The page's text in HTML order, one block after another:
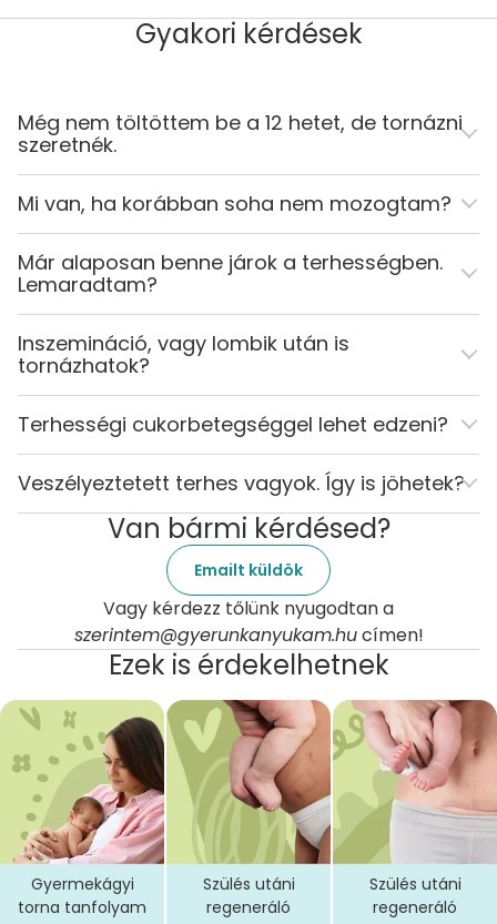
Gyakori kérdések
Még nem töltöttem be a 12 hetet, de tornázni
szeretnék.
Mi van, ha korábban soha nem mozogtam?
Már alaposan benne járok a terhességben.
Lemaradtam?
Inszemináció, vagy lombik után is
tornázhatok?
Terhességi cukorbetegséggel lehet edzeni?
Veszélyeztetett terhes vagyok. Így is jöhetek?
Van bármi kérdésed?
Emailt küldök
Vagy kérdezz tőlünk nyugodtan a
szerintem@gyerunkanyukam.hucímen!
Ezek is érdekelhetnek
Gyermekágyi
torna tanfolyam
Szülés utáni
regeneráló
Szülés utáni
regeneráló